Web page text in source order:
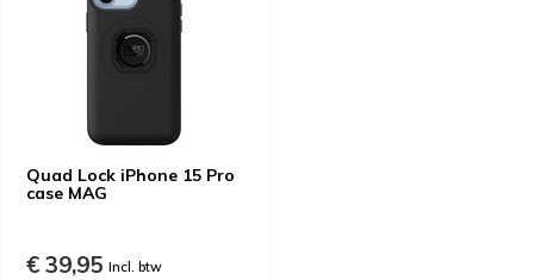
Quad Lock iPhone 15 Pro
case MAG
€ 39,95 Incl. btw